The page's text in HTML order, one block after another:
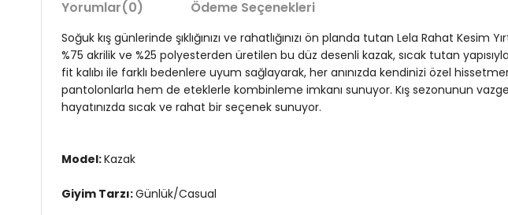
Yorumlar(0) Ödeme Seçenekleri
Soğuk kış günlerinde şıklığınızı ve rahatlığınızı ön planda tutan Lela Rahat
%75 akrilik ve %25 polyesterden üretilen bu düz desenli kazak, sıcak tutan
fit kalıbı ile farklı bedenlere uyum sağlayarak, her anınızda kendinizi özel
pantolonlarla hem de eteklerle kombinleme imkanı sunuyor. Kış sezonunun
hayatınızda sıcak ve rahat bir seçenek sunuyor.
Model:Kazak
Giyim Tarzı:Günlük/Casual